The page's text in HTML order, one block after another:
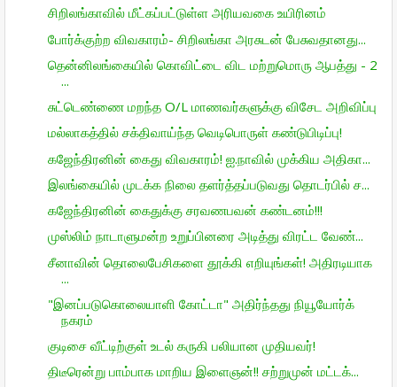
சிறிலங்காவில் மீட்கப்பட்டுள்ள அரியவகை உயிரினம்
போர்க்குற்ற விவகாரம்- சிறிலங்கா அரசுடன் பேசுவதானது...
தென்னிலங்கையில் கொவிட்டை விட மற்றுமொரு ஆபத்து - 2
...
சுட்டெண்ணை மறந்த O/L மாணவர்களுக்கு விசேட அறிவிப்பு
மல்லாகத்தில் சக்திவாய்ந்த வெடிபொருள் கண்டுபிடிப்பு!
கஜேந்திரனின் கைது விவகாரம்! ஐ.நாவில் முக்கிய அதிகா...
இலங்கையில் முடக்க நிலை தளர்த்தப்படுவது தொடர்பில் ச...
கஜேந்திரனின் கைதுக்கு சரவணபவன் கண்டனம்!!!
முஸ்லிம் நாடாளுமன்ற உறுப்பினரை அடித்து விரட்ட வேண்...
சீனாவின் தொலைபேசிகளை தூக்கி எறியுங்கள்! அதிரடியாக
...
"இனப்படுகொலையாளி கோட்டா" அதிர்ந்தது நியூயோர்க்
நகரம்
குடிசை வீட்டிற்குள் உடல் கருகி பலியான முதியவர்!
திடீரென்று பாம்பாக மாறிய இளைஞன்!! சற்றுமுன் மட்டக்...